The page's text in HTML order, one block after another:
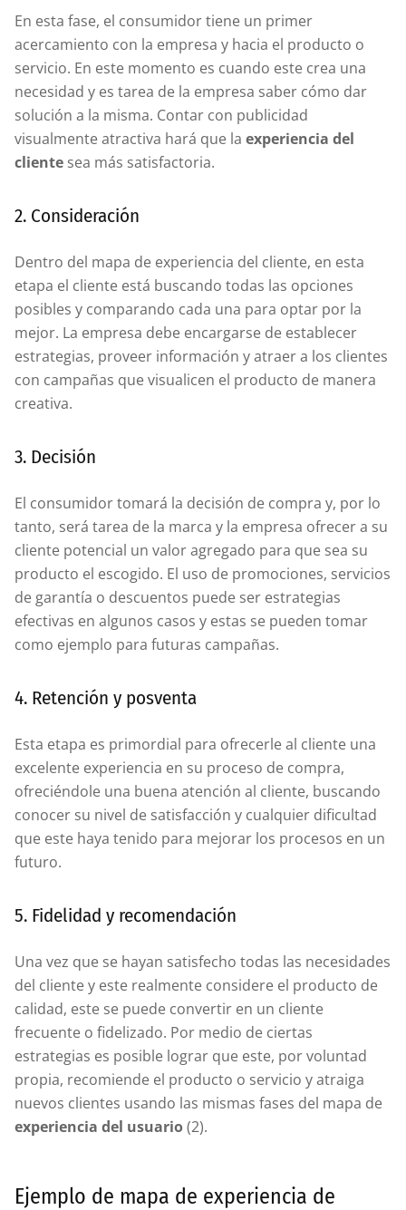
En esta fase, el consumidor tiene un primer
acercamiento con la empresa y hacia el producto o
servicio. En este momento es cuando este crea una
necesidad y es tarea de la empresa saber cómo dar
solución a la misma. Contar con publicidad
visualmente atractiva hará que la experiencia del
cliente sea más satisfactoria.
2. Consideración
Dentro del mapa de experiencia del cliente, en esta
etapa el cliente está buscando todas las opciones
posibles y comparando cada una para optar por la
mejor. La empresa debe encargarse de establecer
estrategias, proveer información y atraer a los clientes
con campañas que visualicen el producto de manera
creativa.
3. Decisión
El consumidor tomará la decisión de compra y, por lo
tanto, será tarea de la marca y la empresa ofrecer a su
cliente potencial un valor agregado para que sea su
producto el escogido. El uso de promociones, servicios
de garantía o descuentos puede ser estrategias
efectivas en algunos casos y estas se pueden tomar
como ejemplo para futuras campañas.
4. Retención y posventa
Esta etapa es primordial para ofrecerle al cliente una
excelente experiencia en su proceso de compra,
ofreciéndole una buena atención al cliente, buscando
conocer su nivel de satisfacción y cualquier dificultad
que este haya tenido para mejorar los procesos en un
futuro.
5. Fidelidad y recomendación
Una vez que se hayan satisfecho todas las necesidades
del cliente y este realmente considere el producto de
calidad, este se puede convertir en un cliente
frecuente o fidelizado. Por medio de ciertas
estrategias es posible lograr que este, por voluntad
propia, recomiende el producto o servicio y atraiga
nuevos clientes usando las mismas fases del mapa de
experiencia del usuario(2).
Ejemplo de mapa de experiencia de